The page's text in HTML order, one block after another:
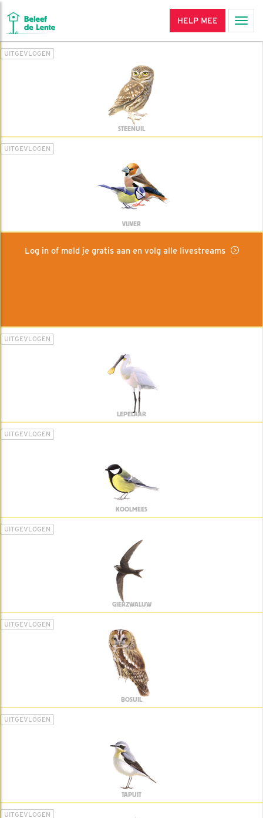
HELP MEE
UITGEVLOGEN
STEENUIL
UITGEVLOGEN
VIJVER
Log in of meld je gratis aan en volg alle livestreams
UITGEVLOGEN
LEPELAAR
UITGEVLOGEN
KOOLMEES
UITGEVLOGEN
GIERZWALUW
UITGEVLOGEN
BOSUIL
UITGEVLOGEN
TAPUIT
UITGEVLOGEN